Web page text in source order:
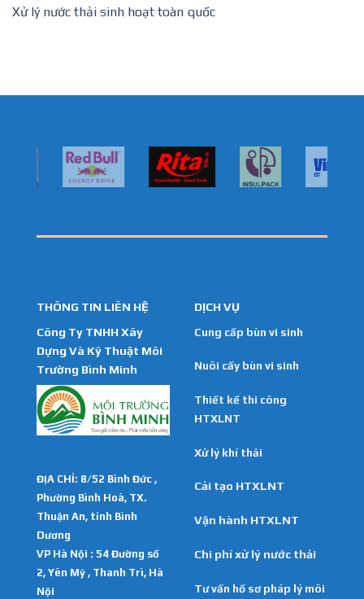
Xử lý nước thải sinh hoạt toàn quốc
THÔNG TIN LIÊN HỆ
Công Ty TNHH Xây
Dựng Và Kỹ Thuật Môi
Trường Bình Minh
ĐỊA CHỈ: 8/52 Bình Đức ,
Phường Bình Hoà, TX.
Thuận An, tỉnh Bình
Dương
VP Hà Nội : 54 Đường số
2, Yên Mỹ , Thanh Trì, Hà
Nội
DỊCH VỤ
Cung cấp bùn vi sinh
Nuôi cấy bùn vi sinh
Thiết kế thi công
HTXLNT
Xử lý khí thải
Cải tạo HTXLNT
Vận hành HTXLNT
Chi phí xử lý nước thải
Tư vấn hồ sơ pháp lý môi